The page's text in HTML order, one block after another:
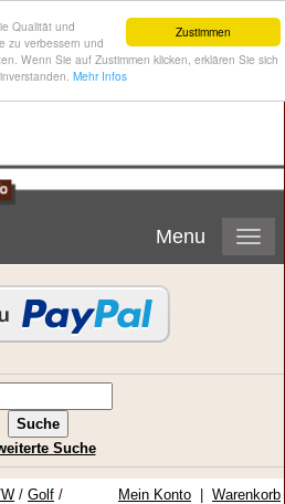
Zustimmen
Qualität und
zu verbessern und
Wenn Sie auf Zustimmen klicken, erklären Sie sich
Mehr Infos
Menu
Suche
/ Golf /
Mein Konto Warenkorb